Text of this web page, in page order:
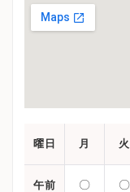
曜日 月 火
午前 〇 〇